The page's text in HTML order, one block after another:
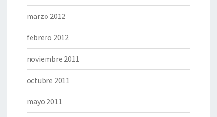
marzo 2012
febrero 2012
noviembre 2011
octubre 2011
mayo 2011